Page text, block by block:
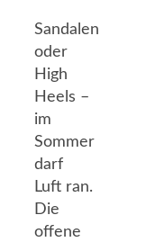
Sandalen
oder
High
Heels –
im
Sommer
darf
Luft ran.
Die
offene